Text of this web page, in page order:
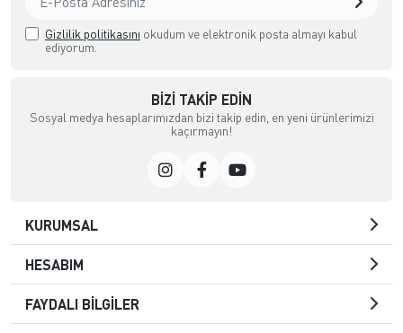
Gizlilik politikasını okudum ve elektronik posta almayı kabul
ediyorum.
BIZI TAKIP EDIN
Sosyal medya hesaplarımızdan bizi takip edin, en yeni ürünlerimizi
kaçırmayın!
KURUMSAL
HESABIM
FAYDALI BİLGİLER